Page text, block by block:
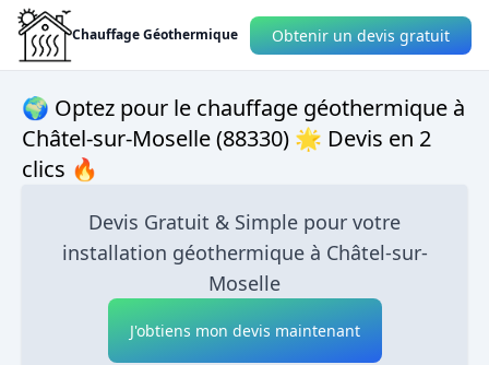
Chauffage Géothermique Obtenir un devis gratuit
🌍 Optez pour le chauffage géothermique à
Châtel-sur-Moselle (88330) 🌟 Devis en 2
clics 🔥
Devis Gratuit & Simple pour votre
installation géothermique à Châtel-sur-
Moselle
J'obtiens mon devis maintenant